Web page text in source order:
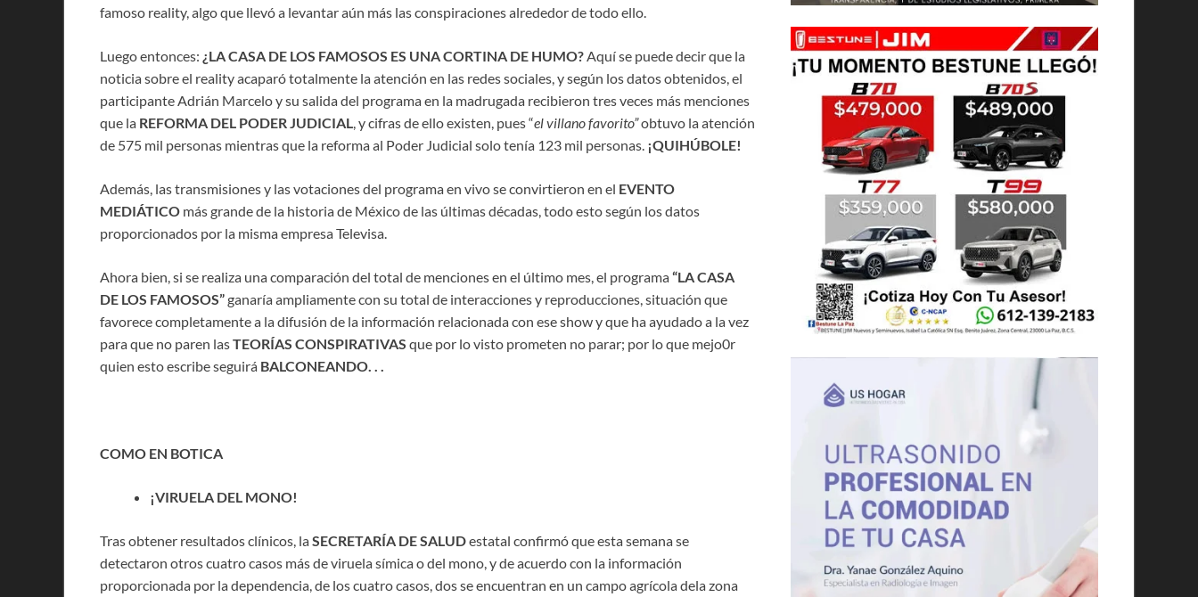
famoso reality, algo que llevó a levantar aún más las conspiraciones alrededor de todo ello.
Luego entonces: ¿LA CASA DE LOS FAMOSOS ES UNA CORTINA DE HUMO?Aquí se puede decir que la
noticia sobre el reality acaparó totalmente la atención en las redes sociales, y según los datos obtenidos, el
participante Adrián Marcelo y su salida del programa en la madrugada recibieron tres veces más menciones
que la REFORMA DEL PODER JUDICIAL, y cifras de ello existen, pues “el villano favorito”obtuvo la atención
de 575 mil personas mientras que la reforma al Poder Judicial solo tenía 123 mil personas. ¡QUIHÚBOLE!
Además, las transmisiones y las votaciones del programa en vivo se convirtieron en el EVENTO
MEDIÁTICO más grande de la historia de México de las últimas décadas, todo esto según los datos
proporcionados por la misma empresa Televisa.
Ahora bien, si se realiza una comparación del total de menciones en el último mes, el programa“LA CASA
DE LOS FAMOSOS”ganaría ampliamente con su total de interacciones y reproducciones, situación que
favorece completamente a la difusión de la información relacionada con ese show y que ha ayudado a la vez
para que no paren lasTEORÍAS CONSPIRATIVAS que por lo visto prometen no parar; por lo que mejo0r
quien esto escribe seguirá BALCONEANDO. . .
COMO EN BOTICA
¡VIRUELA DEL MONO!
Tras obtener resultados clínicos, laSECRETARÍA DE SALUDestatal confirmó que esta semana se
detectaron otros cuatro casos más de viruela símica o del mono, y de acuerdo con la información
proporcionada por la dependencia, de los cuatro casos, dos se encuentran en un campo agrícola dela zona